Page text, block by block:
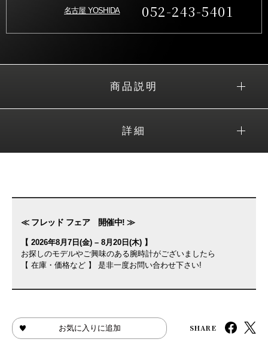
名古屋 YOSHIDA 052-243-5401
商品説明
詳細
≪ フレッド フェア 開催中! ≫
【 2026年8月7日(金) – 8月20日(木) 】
お探しのモデルやご興味のある腕時計がございましたら
【 在庫・価格など 】 是非一度お問い合わせ下さい!
お気に入りに追加 SHARE